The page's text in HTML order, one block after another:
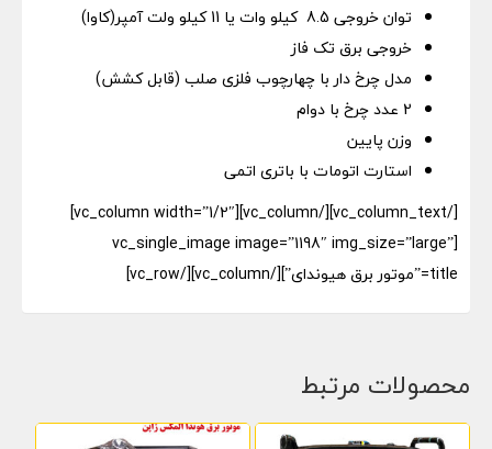
توان خروجی 8.5 کیلو وات یا 11 کیلو ولت آمپر(کاوا)
خروجی برق تک فاز
مدل چرخ دار با چهارچوب فلزی صلب (قابل کشش)
2 عدد چرخ با دوام
وزن پایین
استارت اتومات با باتری اتمی
[/vc_column_text][/vc_column][vc_column width=”1/2″]
[vc_single_image image=”1198″ img_size=”large”
title=”موتور برق هیوندای”][/vc_column][/vc_row]
محصولات مرتبط